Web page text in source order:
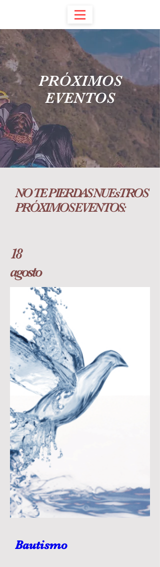
PRÓXIMOS
EVENTOS
NO TE PIERDAS NUEsTROS
PRÓXIMOS EVENTOS:
18
agosto
Bautismo